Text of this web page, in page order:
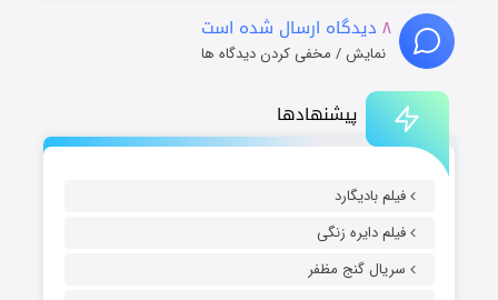
پیشنهادها
فیلم بادیگارد
فیلم دایره زنگی
سریال گنج مظفر
۸ دیدگاه ارسال شده است
نمایش / مخفی کردن دیدگاه ها